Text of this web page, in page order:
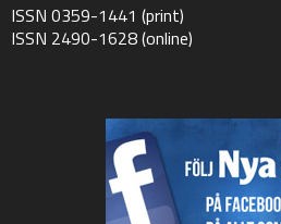
ISSN 0359-1441 (print)
ISSN 2490-1628 (online)